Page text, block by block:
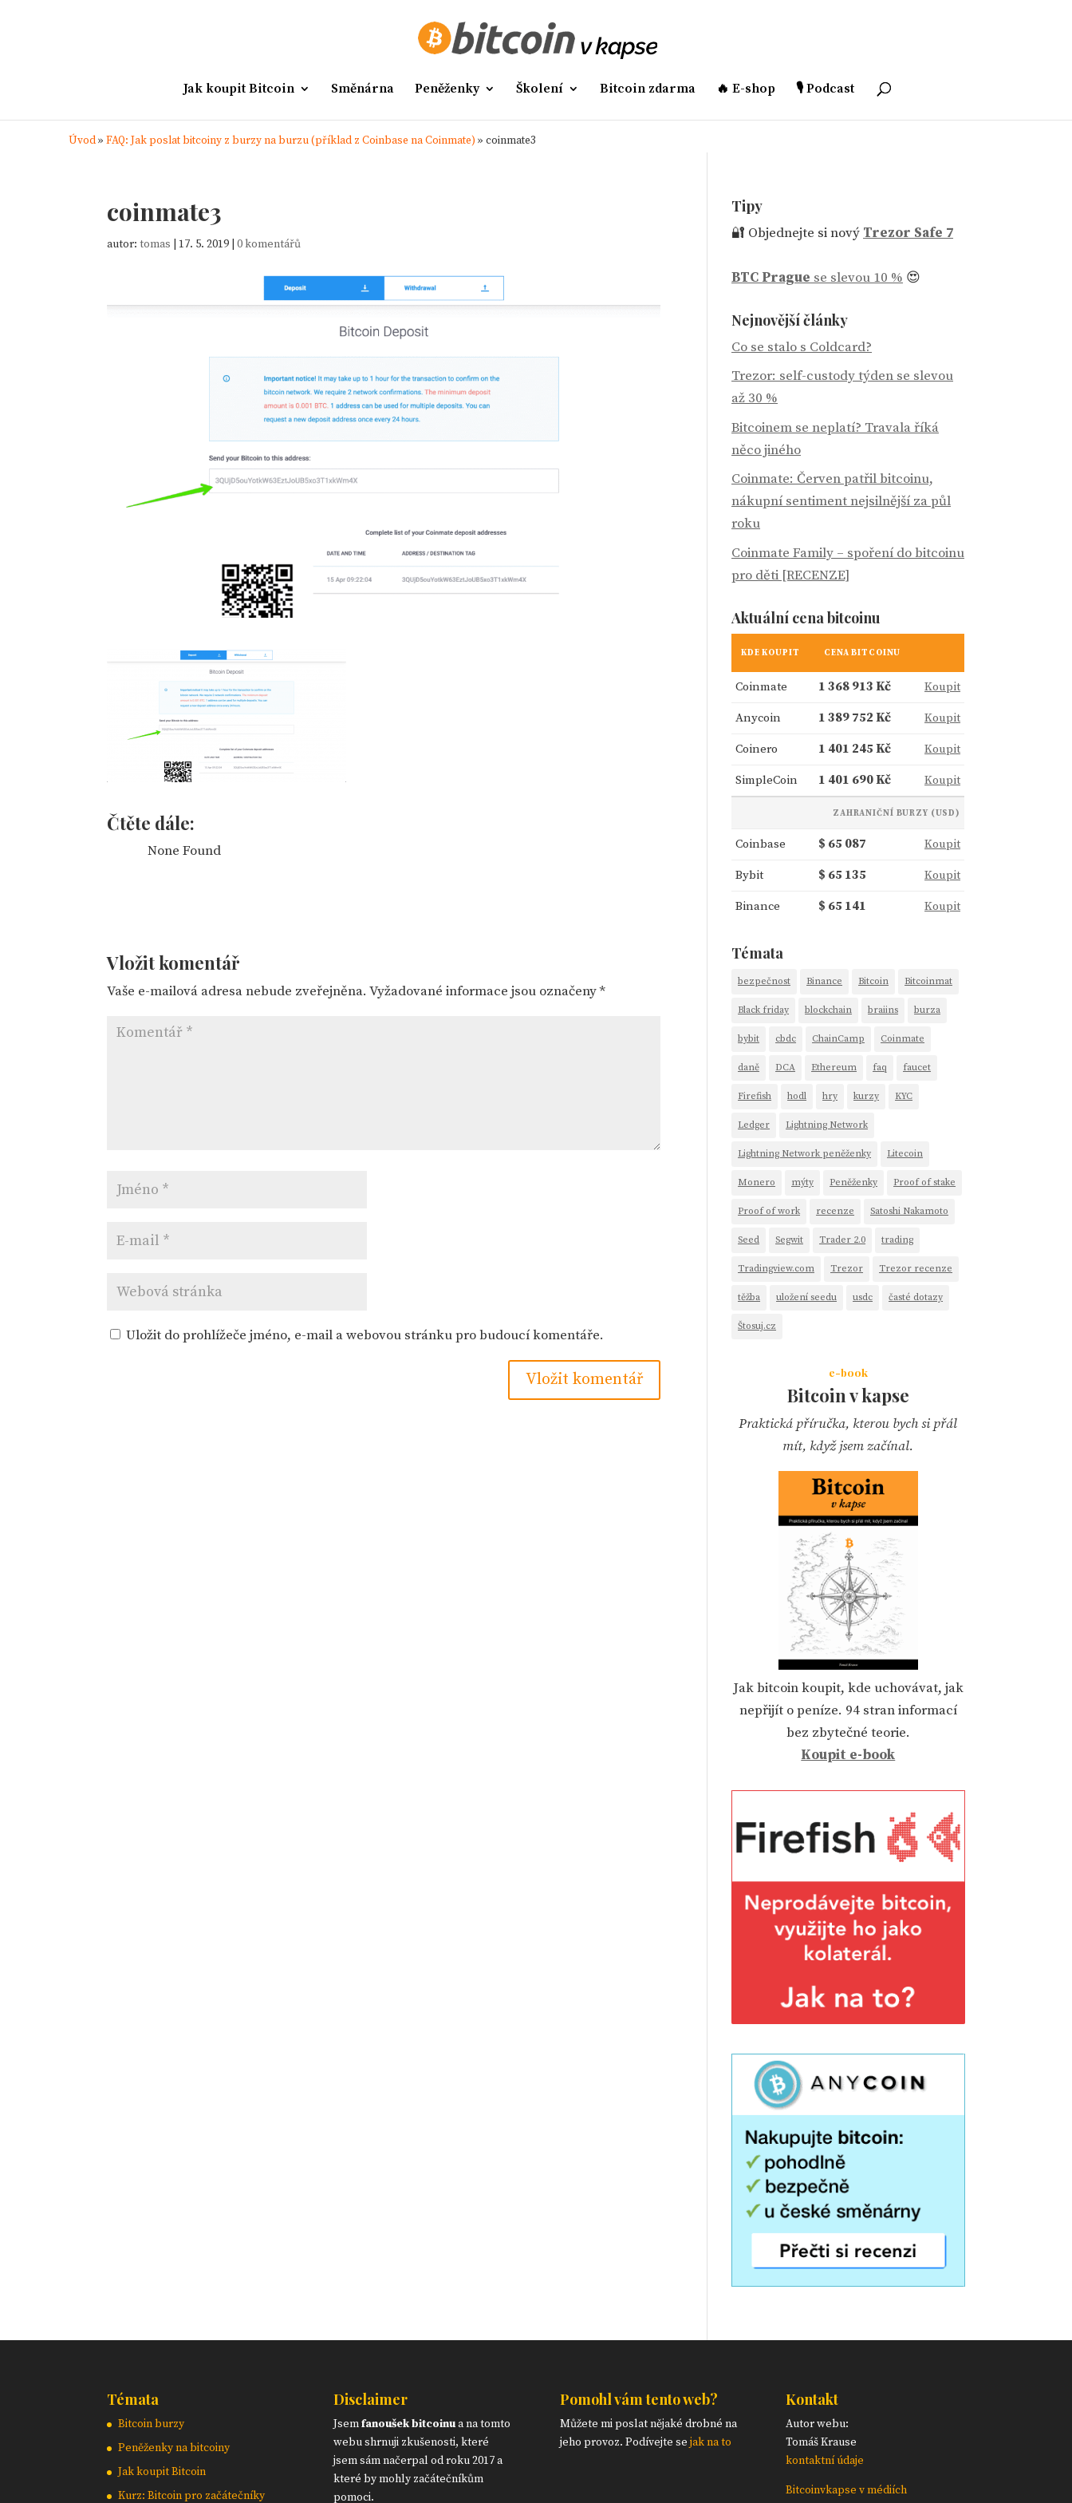
Jak koupit Bitcoin Směnárna Peněženky Školení Bitcoin zdarma 🔥 E-shop 🎙️ Podcast
Úvod» FAQ: Jak poslat bitcoiny z burzy na burzu (příklad z Coinbase na Coinmate) » coinmate3
coinmate3
autor:tomas |17. 5. 2019 |0 komentářů
Čtěte dále:
None Found
Vložit komentář
Vaše e-mailová adresa nebude zveřejněna. Vyžadované informace jsou označeny*
Uložit do prohlížeče jméno, e-mail a webovou stránku pro budoucí komentáře.
Tipy
🔐 Objednejte si nový Trezor Safe 7
BTC Prague se slevou 10 % 😍
Nejnovější články
Co se stalo s Coldcard?
Trezor: self-custody týden se slevou
až 30 %
Bitcoinem se neplatí? Travala říká
něco jiného
Coinmate: Červen patřil bitcoinu,
nákupní sentiment nejsilnější za půl
roku
Coinmate Family – spoření do bitcoinu
pro děti [RECENZE]
Aktuální cena bitcoinu
KDE KOUPIT CENA BITCOINU
Coinmate 1 368 913 Kč Koupit
Anycoin 1 389 752 Kč Koupit
Coinero 1 401 245 Kč Koupit
SimpleCoin 1 401 690 Kč Koupit
ZAHRANIČNÍ BURZY (USD)
Coinbase $ 65 087 Koupit
Bybit $ 65 135 Koupit
Binance $ 65 141 Koupit
Témata
bezpečnost Binance Bitcoin Bitcoinmat
Black friday blockchain braiins burza
bybit cbdc ChainCamp Coinmate
daně DCA Ethereum faq faucet
Firefish hodl hry kurzy KYC
Ledger Lightning Network
Lightning Network peněženky Litecoin
Monero mýty Peněženky Proof of stake
Proof of work recenze Satoshi Nakamoto
Seed Segwit Trader 2.0 trading
Tradingview.com Trezor Trezor recenze
těžba uložení seedu usdc časté dotazy
Štosuj.cz
e-book
Bitcoin v kapse
Praktická příručka, kterou bych si přál
mít, když jsem začínal.
Jak bitcoin koupit, kde uchovávat, jak
nepřijít o peníze. 94 stran informací
bez zbytečné teorie.
Koupit e-book
Témata
Bitcoin burzy
Peněženky na bitcoiny
Jak koupit Bitcoin
Kurz: Bitcoin pro začátečníky
Disclaimer
Jsemfanoušek bitcoinua na tomto
webu shrnuji zkušenosti, které
jsem sám načerpal od roku 2017 a
které by mohly začátečníkům
pomoci.
Pomohl vám tento web?
Můžete mi poslat nějaké drobné na
jeho provoz. Podívejte se jak na to
Kontakt
Autor webu:
Tomáš Krause
kontaktní údaje
Bitcoinvkapse v médiích